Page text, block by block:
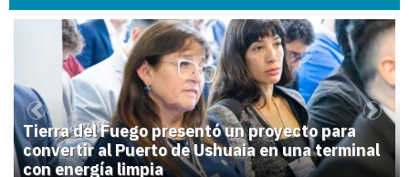
1
Tierra del Fuego presentó un proyecto para
convertir al Puerto de Ushuaia en una terminal
con energía limpia
Previous Next